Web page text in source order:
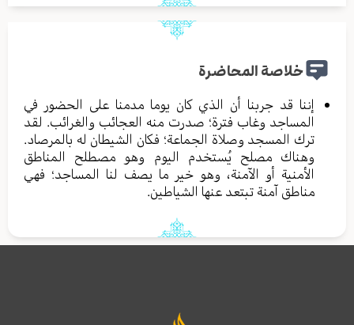
خلاصة المحاضرة
إننا قد جربنا أن الذي كان يوما مدمنا على الحضور في
المساجد وغاب فترة؛ صدرت منه العجائب والغرائب. لقد
ترك المسجد وصلاة الجماعة؛ فكان الشيطان له بالمرصاد.
وهناك مصلح يُستخدم اليوم وهو مصطلح المناطق
الأمنية أو الآمنة، وهو خير ما يصف لنا المساجد؛ فهي
مناطق آمنة تبتعد عنها الشياطين.